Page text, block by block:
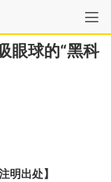
眼球的“黑科
明出处】